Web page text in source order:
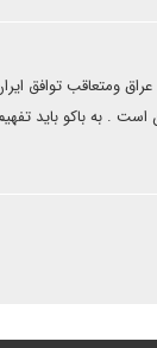
ومتعاقب توافق
است . به باکو باید